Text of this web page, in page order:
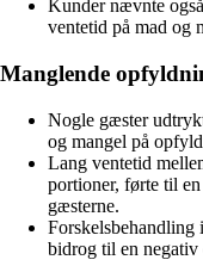
Kunder nævnte
ventetid på mad og
Manglende
Nogle gæster
og mangel på
Lang ventetid
portioner, førte til
gæsterne.
bidrog til en negativ